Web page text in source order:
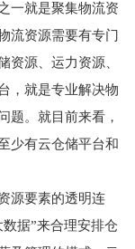
一就是聚集物流资
流资源需要有专门
资源、运力资源、
，就是专业解决物
题。就目前来看，
少有云仓储平台和
源要素的透明连
据”来合理安排仓